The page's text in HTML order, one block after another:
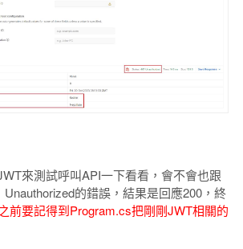
來測試呼叫API一下看看，會不會也跟
的錯誤，結果是回應200，終
前要記得到Program.cs把剛剛JWT相關的